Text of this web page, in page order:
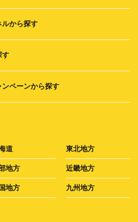
ルから探す
す
ペーンから探す
道 東北地方
地方 近畿地方
地方 九州地方